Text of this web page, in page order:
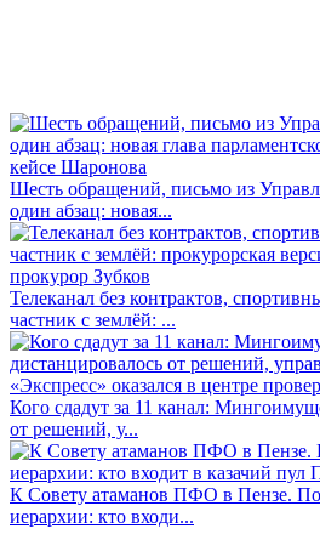
Шесть обращений, письмо из
один абзац: новая...
Телеканал без контрактов,
частник с землёй: ...
Кого сдадут за 11 канал:
от решений, у...
К Совету атаманов ПФО в Пензе.
иерархии: кто входи...